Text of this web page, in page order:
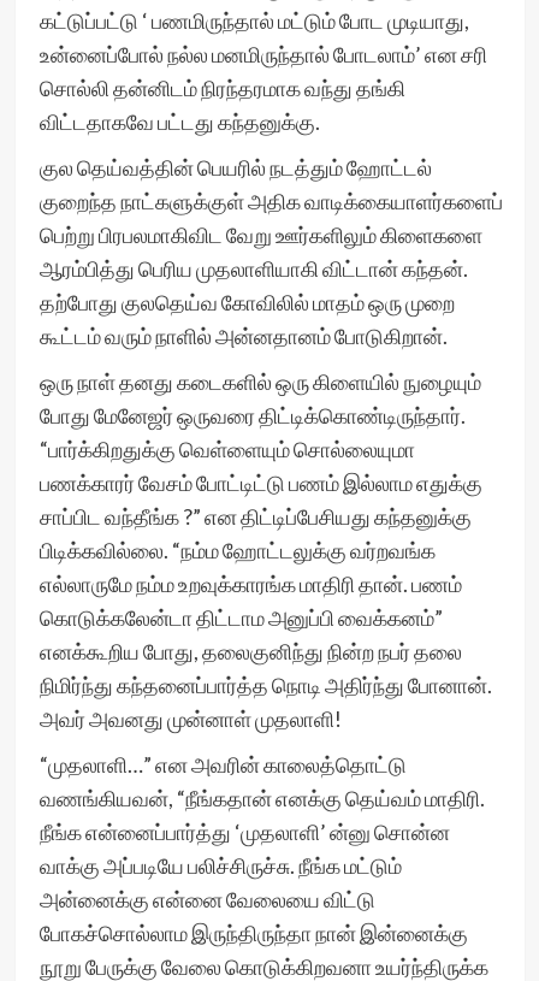
கட்டுப்பட்டு ‘ பணமிருந்தால் மட்டும் போட முடியாது,
உன்னைப்போல் நல்ல மனமிருந்தால் போடலாம்’ என சரி
சொல்லி தன்னிடம் நிரந்தரமாக வந்து தங்கி
விட்டதாகவே பட்டது கந்தனுக்கு.
குல தெய்வத்தின் பெயரில் நடத்தும் ஹோட்டல்
குறைந்த நாட்களுக்குள் அதிக வாடிக்கையாளர்களைப்
பெற்று பிரபலமாகிவிட வேறு ஊர்களிலும் கிளைகளை
ஆரம்பித்து பெரிய முதலாளியாகி விட்டான் கந்தன்.
தற்போது குலதெய்வ கோவிலில் மாதம் ஒரு முறை
கூட்டம் வரும் நாளில் அன்னதானம் போடுகிறான்.
ஒரு நாள் தனது கடைகளில் ஒரு கிளையில் நுழையும்
போது மேனேஜர் ஒருவரை திட்டிக்கொண்டிருந்தார்.
“பார்க்கிறதுக்கு வெள்ளையும் சொல்லையுமா
பணக்காரர் வேசம் போட்டிட்டு பணம் இல்லாம எதுக்கு
சாப்பிட வந்தீங்க ?” என திட்டிப்பேசியது கந்தனுக்கு
பிடிக்கவில்லை. “நம்ம ஹோட்டலுக்கு வர்றவங்க
எல்லாருமே நம்ம உறவுக்காரங்க மாதிரி தான். பணம்
கொடுக்கலேன்டா திட்டாம அனுப்பி வைக்கனம்”
எனக்கூறிய போது, தலைகுனிந்து நின்ற நபர் தலை
நிமிர்ந்து கந்தனைப்பார்த்த நொடி அதிர்ந்து போனான்.
அவர் அவனது முன்னாள் முதலாளி!
“முதலாளி…” என அவரின் காலைத்தொட்டு
வணங்கியவன், “நீங்கதான் எனக்கு தெய்வம் மாதிரி.
நீங்க என்னைப்பார்த்து ‘முதலாளி’ ன்னு சொன்ன
வாக்கு அப்படியே பலிச்சிருச்சு. நீங்க மட்டும்
அன்னைக்கு என்னை வேலையை விட்டு
போகச்சொல்லாம இருந்திருந்தா நான் இன்னைக்கு
நூறு பேருக்கு வேலை கொடுக்கிறவனா உயர்ந்திருக்க